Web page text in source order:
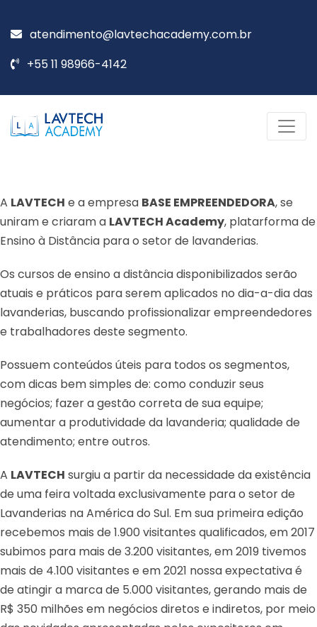
atendimento@lavtechacademy.com.br
+55 11 98966-4142
A LAVTECH e a empresa BASE EMPREENDEDORA, se
uniram e criaram a LAVTECH Academy, platarforma de
Ensino à Distância para o setor de lavanderias.
Os cursos de ensino a distância disponibilizados serão
atuais e práticos para serem aplicados no dia-a-dia das
lavanderias, buscando profissionalizar empreendedores
e trabalhadores deste segmento.
Possuem conteúdos úteis para todos os segmentos,
com dicas bem simples de: como conduzir seus
negócios; fazer a gestão correta de sua equipe;
aumentar a produtividade da lavanderia; qualidade de
atendimento; entre outros.
A LAVTECH surgiu a partir da necessidade da existência
de uma feira voltada exclusivamente para o setor de
Lavanderias na América do Sul. Em sua primeira edição
recebemos mais de 1.900 visitantes qualificados, em 2017
subimos para mais de 3.200 visitantes, em 2019 tivemos
mais de 4.100 visitantes e em 2021 nossa expectativa é
de atingir a marca de 5.000 visitantes, gerando mais de
R$ 350 milhões em negócios diretos e indiretos, por meio